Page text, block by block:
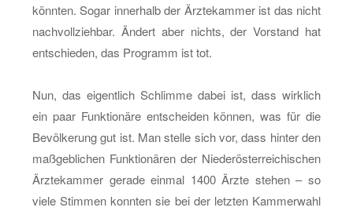
könn­ten. Sogar in­ner­halb der Ärz­te­kam­mer ist das nicht
nach­voll­zieh­bar. Än­dert aber nichts, der Vor­stand hat
ent­schie­den, das Pro­gramm ist tot.
Nun, das ei­gent­lich Schlim­me dabei ist, dass wirk­lich
ein paar Funk­tio­nä­re ent­schei­den kön­nen, was für die
Be­völ­ke­rung gut ist. Man stel­le sich vor, dass hin­ter den
maß­geb­li­chen Funk­tio­nä­ren der Nie­der­ös­ter­rei­chi­schen
Ärz­te­kam­mer ge­ra­de ein­mal 1400 Ärzte ste­hen – so
viele Stim­men konn­ten sie bei der letz­ten Kam­mer­wahl